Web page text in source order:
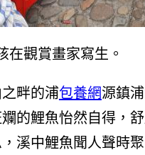
在觀賞畫家寫生。
畔的浦包養網源鎮
的鯉魚怡然自得，
溪中鯉魚聞人聲時